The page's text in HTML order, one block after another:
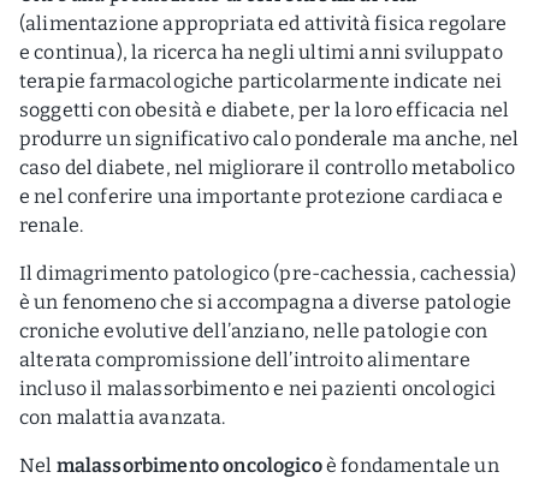
(alimentazione appropriata ed attività fisica regolare
e continua), la ricerca ha negli ultimi anni sviluppato
terapie farmacologiche particolarmente indicate nei
soggetti con obesità e diabete, per la loro efficacia nel
produrre un significativo calo ponderale ma anche, nel
caso del diabete, nel migliorare il controllo metabolico
e nel conferire una importante protezione cardiaca e
renale.
Il dimagrimento patologico (pre-cachessia, cachessia)
è un fenomeno che si accompagna a diverse patologie
croniche evolutive dell’anziano, nelle patologie con
alterata compromissione dell’introito alimentare
incluso il malassorbimento e nei pazienti oncologici
con malattia avanzata.
Nel malassorbimento oncologicoè fondamentale un